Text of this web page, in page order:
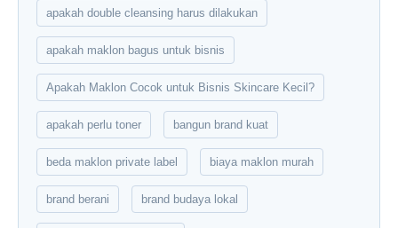
apakah double cleansing harus dilakukan
apakah maklon bagus untuk bisnis
Apakah Maklon Cocok untuk Bisnis Skincare Kecil?
apakah perlu toner bangun brand kuat
beda maklon private label biaya maklon murah
brand berani brand budaya lokal